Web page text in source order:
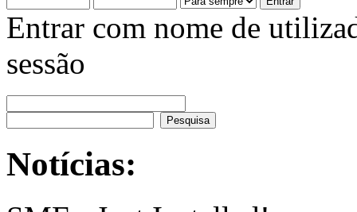
Entrar com nome de
sessão
Notícias: